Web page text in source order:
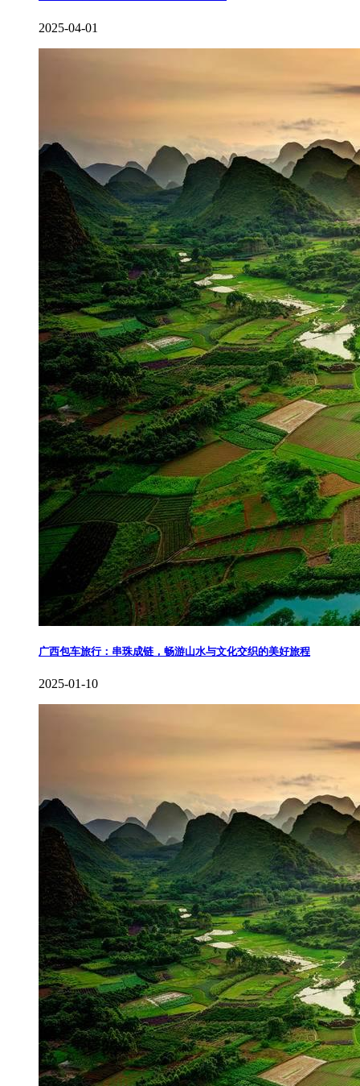
2025-04-01
​广西包车旅行：串珠成链，畅游山水与文化交织的美好旅程
2025-01-10